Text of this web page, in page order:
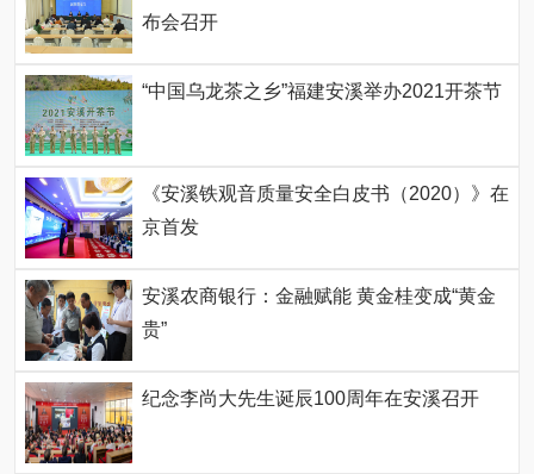
布会召开
“中国乌龙茶之乡”福建安溪举办2021开茶节
《安溪铁观音质量安全白皮书（2020）》在
京首发
安溪农商银行：金融赋能 黄金桂变成“黄金
贵”
纪念李尚大先生诞辰100周年在安溪召开